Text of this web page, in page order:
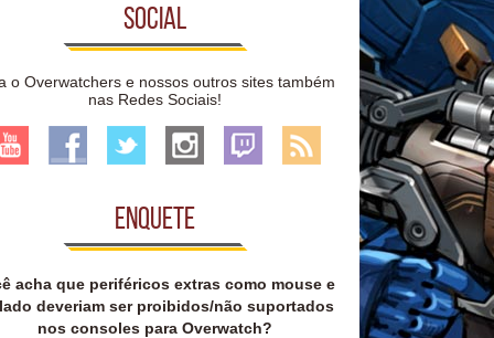
Social
o Overwatchers e nossos outros sites também
nas Redes Sociais!
Enquete
acha que periféricos extras como mouse e
deveriam ser proibidos/não suportados
nos consoles para Overwatch?